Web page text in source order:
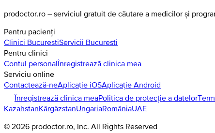
prodoctor.ro – serviciul gratuit de căutare a medicilor și
Pentru pacienți
Clinici BucurestiServicii Bucuresti
Pentru clinici
Contul personalÎnregistrează clinica mea
Serviciu online
Contactează-neAplicație iOSAplicație Android
Înregistrează clinica meaPolitica de protecție a datelor
KazahstanKârgâzstanUngariaRomâniaUAE
© 2026 prodoctor.ro, Inc. All Rights Reserved